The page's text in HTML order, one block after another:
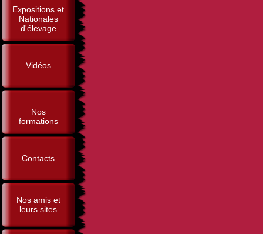
Expositions et
Nationales
d'élevage
Vidéos
Nos
formations
Contacts
Nos amis et
leurs sites